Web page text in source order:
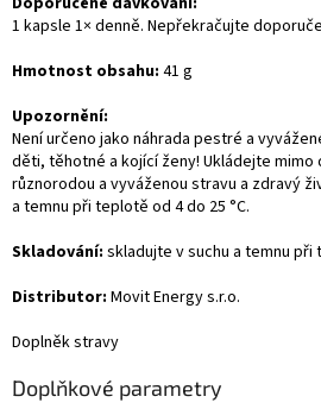
1 kapsle 1× denně. Nepřekračujte
Hmotnost obsahu: 41 g
Upozornění:
Není určeno jako náhrada pestré a
děti, těhotné a kojící ženy! Ukládejte mimo
různorodou a vyváženou stravu a zdravý
a temnu při teplotě od 4 do 25 °C.
Skladování: skladujte v suchu a temnu při
Distributor: Movit Energy s.r.o.
Doplněk stravy
Doplňkové parametry